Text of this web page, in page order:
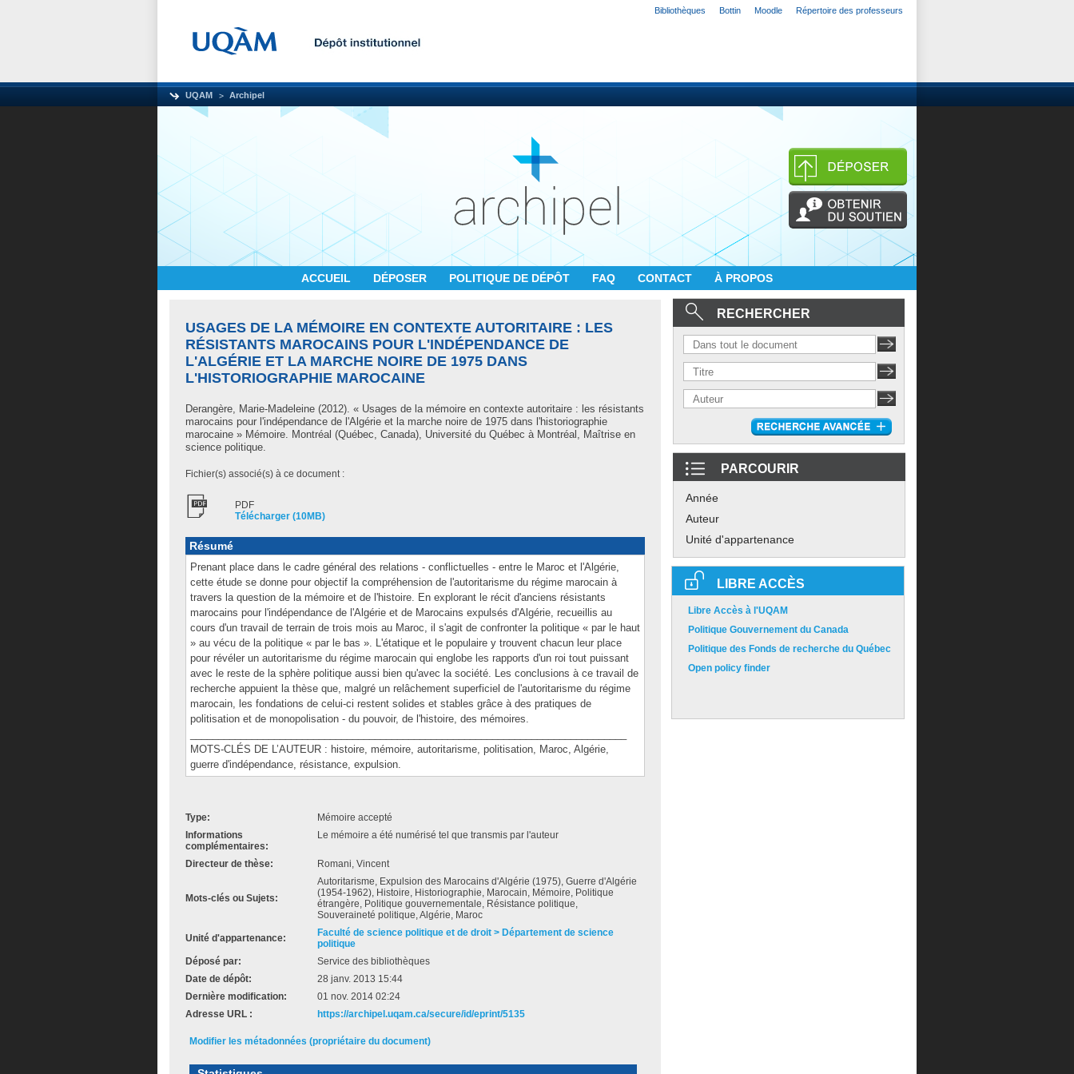
Bibliothèques Bottin Moodle Répertoire des professeurs
UQAM Archipel
ACCUEIL DÉPOSER POLITIQUE DE DÉPÔT FAQ CONTACT À PROPOS
USAGES DE LA MÉMOIRE EN CONTEXTE AUTORITAIRE : LES
RÉSISTANTS MAROCAINS POUR L'INDÉPENDANCE DE
L'ALGÉRIE ET LA MARCHE NOIRE DE 1975 DANS
L'HISTORIOGRAPHIE MAROCAINE
Derangère, Marie-Madeleine (2012). « Usages de la mémoire en contexte autoritaire : les résistants
marocains pour l'indépendance de l'Algérie et la marche noire de 1975 dans l'historiographie
marocaine » Mémoire. Montréal (Québec, Canada), Université du Québec à Montréal, Maîtrise en
science politique.
Fichier(s) associé(s) à ce document :
PDF
Télécharger (10MB)
Résumé
Prenant place dans le cadre général des relations - conflictuelles - entre le Maroc et l'Algérie,
cette étude se donne pour objectif la compréhension de l'autoritarisme du régime marocain à
travers la question de la mémoire et de l'histoire. En explorant le récit d'anciens résistants
marocains pour l'indépendance de l'Algérie et de Marocains expulsés d'Algérie, recueillis au
cours d'un travail de terrain de trois mois au Maroc, il s'agit de confronter la politique « par le haut
» au vécu de la politique « par le bas ». L'étatique et le populaire y trouvent chacun leur place
pour révéler un autoritarisme du régime marocain qui englobe les rapports d'un roi tout puissant
avec le reste de la sphère politique aussi bien qu'avec la société. Les conclusions à ce travail de
recherche appuient la thèse que, malgré un relâchement superficiel de l'autoritarisme du régime
marocain, les fondations de celui-ci restent solides et stables grâce à des pratiques de
politisation et de monopolisation - du pouvoir, de l'histoire, des mémoires.
MOTS-CLÉS DE L’AUTEUR : histoire, mémoire, autoritarisme, politisation, Maroc, Algérie,
guerre d'indépendance, résistance, expulsion.
Type:
Mémoire accepté
Informations
complémentaires:
Le mémoire a été numérisé tel que transmis par l'auteur
Directeur de thèse: Romani, Vincent
Mots-clés ou Sujets:
Autoritarisme, Expulsion des Marocains d'Algérie (1975), Guerre d'Algérie
(1954-1962), Histoire, Historiographie, Marocain, Mémoire, Politique
étrangère, Politique gouvernementale, Résistance politique,
Souveraineté politique, Algérie, Maroc
Unité d'appartenance:
Faculté de science politique et de droit > Département de science
politique
Déposé par:
Service des bibliothèques
Date de dépôt:
28 janv. 2013 15:44
Dernière modification:
01 nov. 2014 02:24
Adresse URL :
https://archipel.uqam.ca/secure/id/eprint/5135
Modifier les métadonnées (propriétaire du document)
RECHERCHER
PARCOURIR
Année
Auteur
Unité d'appartenance
LIBRE ACCÈS
Libre Accès à l'UQAM
Politique Gouvernement du Canada
Politique des Fonds de recherche du Québec
Open policy finder